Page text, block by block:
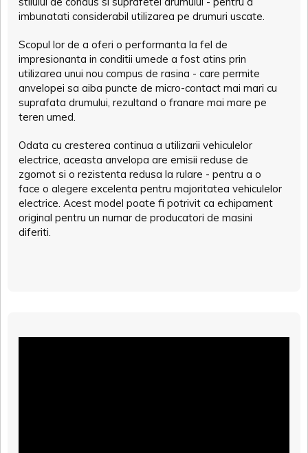
imbunatati considerabil utilizarea pe drumuri uscate.
Scopul lor de a oferi o performanta la fel de
impresionanta in conditii umede a fost atins prin
utilizarea unui nou compus de rasina - care permite
anvelopei sa aiba puncte de micro-contact mai mari cu
suprafata drumului, rezultand o franare mai mare pe
teren umed.
Odata cu cresterea continua a utilizarii vehiculelor
electrice, aceasta anvelopa are emisii reduse de
zgomot si o rezistenta redusa la rulare - pentru a o
face o alegere excelenta pentru majoritatea vehiculelor
electrice. Acest model poate fi potrivit ca echipament
original pentru un numar de producatori de masini
diferiti.